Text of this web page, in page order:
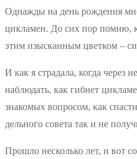
Однажды на день рождения
цикламен. До сих пор помню,
этим изысканным цветком –
И как я страдала, когда через
наблюдать, как гибнет
знакомых вопросом, как
дельного совета так и не
Прошло несколько лет, и вот